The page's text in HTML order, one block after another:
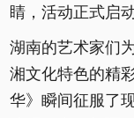
睛，活动正式启动
湖南的艺术家们
湘文化特色的精
华》瞬间征服了